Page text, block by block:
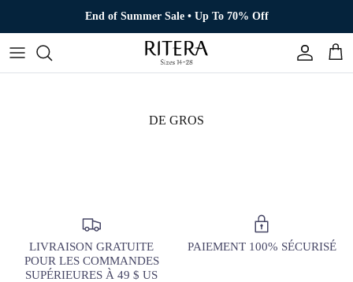
End of Summer Sale • Up To 70% Off
Compte
DE GROS
LIVRAISON GRATUITE
POUR LES COMMANDES
SUPÉRIEURES À 49 $ US
PAIEMENT 100% SÉCURISÉ